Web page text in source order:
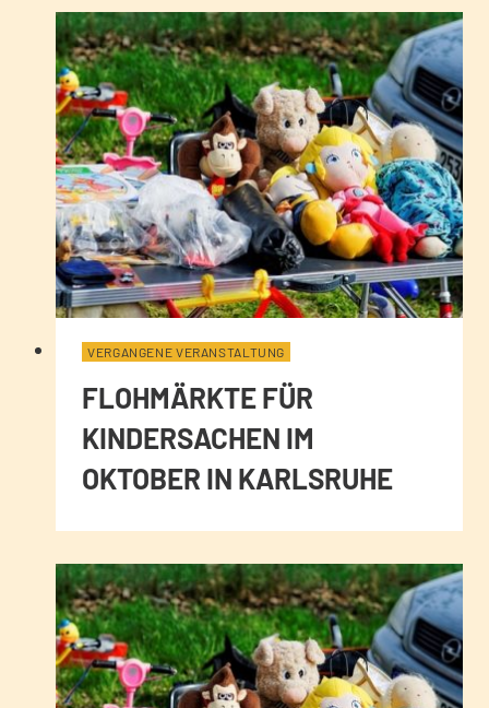
VERGANGENE VERANSTALTUNG
FLOHMÄRKTE FÜR
KINDERSACHEN IM
OKTOBER IN KARLSRUHE